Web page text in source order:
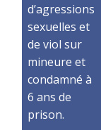
d’agressions
sexuelles et
de viol sur
mineure et
condamné à
6 ans de
prison.